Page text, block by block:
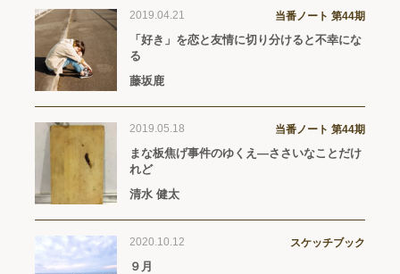
2019.04.21 当番ノート 第44期
「好き」を恋と友情に切り分けると不幸にな
る
藤坂鹿
2019.05.18 当番ノート 第44期
まな板焦げ事件のゆくえ—ささいなことだけ
れど
清水 健太
2020.10.12 スケッチブック
９月